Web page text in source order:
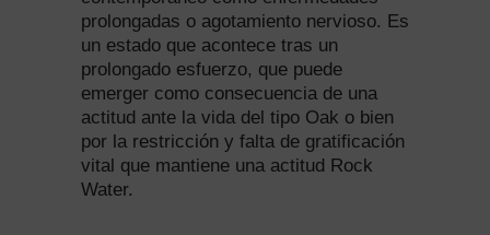
prolongadas o agotamiento nervioso. Es
un estado que acontece tras un
prolongado esfuerzo, que puede
emerger como consecuencia de una
actitud ante la vida del tipo Oak o bien
por la restricción y falta de gratificación
vital que mantiene una actitud Rock
Water.